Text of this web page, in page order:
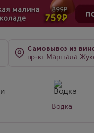
Самовывоз из
пр-кт Маршала Жукова,
Водка